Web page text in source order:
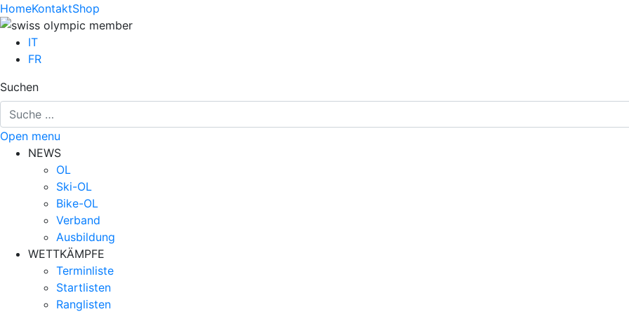
HomeKontaktShop
IT
FR
Suchen
Open menu
NEWS
OL
Ski-OL
Bike-OL
Verband
Ausbildung
WETTKÄMPFE
Terminliste
Startlisten
Ranglisten